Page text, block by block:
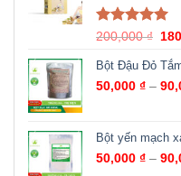
Được xếp
sao
200,000₫
Bột Đậu Đỏ
50,000 ₫ –
Bột yến mạch
50,000 ₫ –